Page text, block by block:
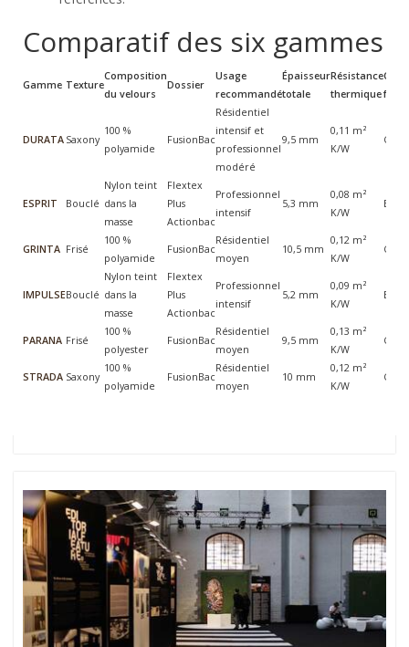
Comparatif des six gammes
Gamme Texture
Composition
du velours
Dossier
Usage
recommandé
Épaisseur
totale
Résistance
thermiquefeu
DURATA Saxony
100 %
polyamide
FusionBac
Résidentiel
intensif et
professionnel
modéré
9,5 mm
0,11 m²
K/W
Cfl-s1
ESPRIT Bouclé
Nylon teint
dans la
masse
Flextex
Plus
Actionbac
Professionnel
intensif
5,3 mm
0,08 m²
K/W
Bfl-s1
GRINTA Frisé
100 %
polyamide
FusionBac
Résidentiel
moyen
10,5 mm
0,12 m²
K/W
Cfl-s1
IMPULSEBouclé
Nylon teint
dans la
masse
Flextex
Plus
Actionbac
Professionnel
intensif
5,2 mm
0,09 m²
K/W
Bfl-s1
PARANA Frisé
100 %
polyester
FusionBac
Résidentiel
moyen
9,5 mm
0,13 m²
K/W
Cfl-s1
STRADA Saxony
100 %
polyamide
FusionBac
Résidentiel
moyen
10 mm
0,12 m²
K/W
Cfl-s1